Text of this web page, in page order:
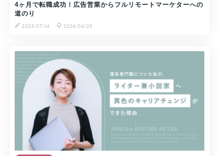
4ヶ月で転職成功！広告営業からフルリモートマーケターへの
道のり
2023/07/14
2026/04/23